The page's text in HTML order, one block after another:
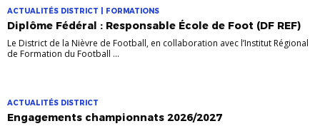
ACTUALITÉS DISTRICT | FORMATIONS
Diplôme Fédéral : Responsable École de Foot (DF REF)
Le District de la Nièvre de Football, en collaboration avec l’Institut Régional
de Formation du Football ...
ACTUALITÉS DISTRICT
Engagements championnats 2026/2027